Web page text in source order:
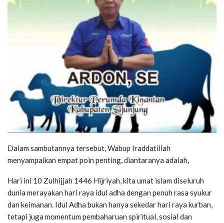
Dalam sambutannya tersebut, Wabup Iraddatillah
menyampaikan empat poin penting, diantaranya adalah,
Hari ini 10 Zulhijjah 1446 Hijriyah, kita umat islam diseluruh
dunia merayakan hari raya idul adha dengan penuh rasa syukur
dan keimanan. Idul Adha bukan hanya sekedar hari raya kurban,
tetapi juga momentum pembaharuan spiritual, sosial dan